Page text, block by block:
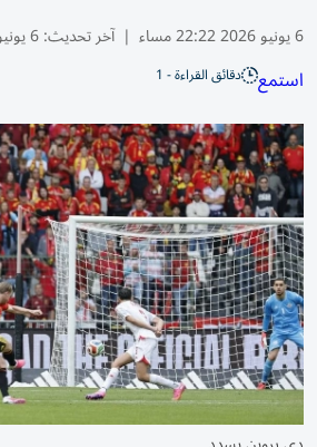
6 يونيو 2026 22:22 مساء | آخر تحديث:6 يونيو 22:27 2026
استمع دقائق القراءة - 1